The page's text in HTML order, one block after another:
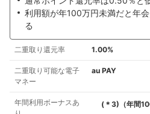
利用額が年100万円未満だと年
る
二重取り還元率 1.00%
二重取り可能な電子
マネー
au PAY
年間利用ボーナスあ
(＊ 3) （年間